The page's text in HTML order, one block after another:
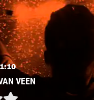
VEEN